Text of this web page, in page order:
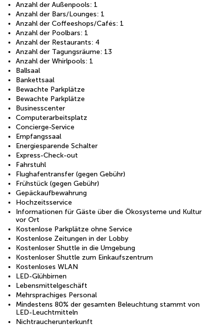
Anzahl der Außenpools: 1
Anzahl der Bars/Lounges: 1
Anzahl der Coffeeshops/Cafés: 1
Anzahl der Poolbars: 1
Anzahl der Restaurants: 4
Anzahl der Tagungsräume: 13
Anzahl der Whirlpools: 1
Ballsaal
Bankettsaal
Bewachte Parkplätze
Bewachte Parkplätze
Businesscenter
Computerarbeitsplatz
Concierge-Service
Empfangssaal
Energiesparende Schalter
Express-Check-out
Fahrstuhl
Flughafentransfer (gegen Gebühr)
Frühstück (gegen Gebühr)
Gepäckaufbewahrung
Hochzeitsservice
Informationen für Gäste über die Ökosysteme und Kultur
vor Ort
Kostenlose Parkplätze ohne Service
Kostenlose Zeitungen in der Lobby
Kostenloser Shuttle in die Umgebung
Kostenloser Shuttle zum Einkaufszentrum
Kostenloses WLAN
LED-Glühbirnen
Lebensmittelgeschäft
Mehrsprachiges Personal
Mindestens 80% der gesamten Beleuchtung stammt von
LED-Leuchtmitteln
Nichtraucherunterkunft